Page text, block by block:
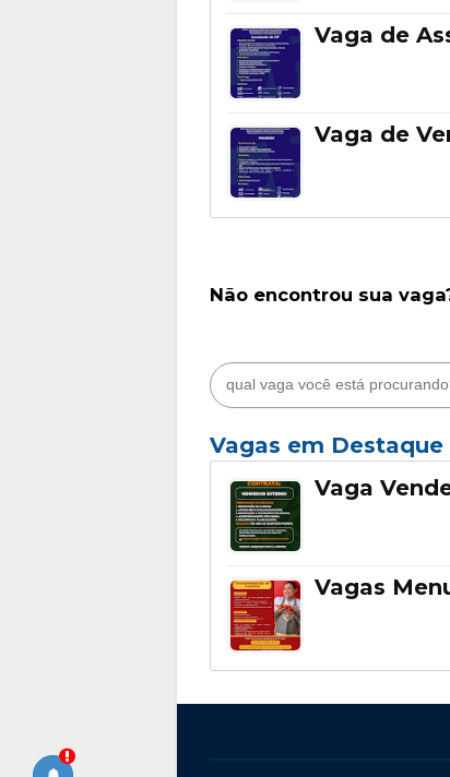
Vaga de
Vaga de
Não encontrou sua
Vagas em Destaque
Vaga
Vagas